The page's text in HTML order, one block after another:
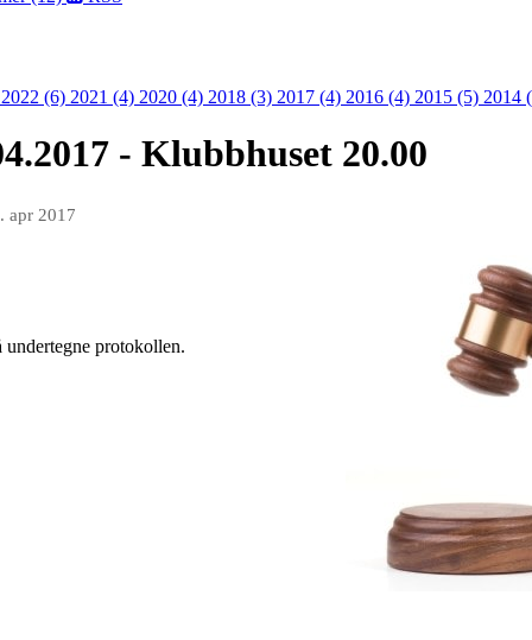
2022 (6) 2021 (4) 2020 (4) 2018 (3) 2017 (4) 2016 (4) 2015 (5) 2014
- Klubbhuset 20.00
apr 2017
protokollen.